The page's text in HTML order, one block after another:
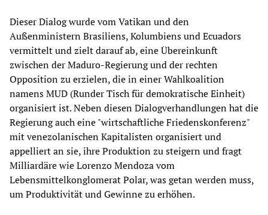
Dieser Dialog wurde vom Vatikan und den
Außenministern Brasiliens, Kolumbiens und Ecuadors
vermittelt und zielt darauf ab, eine Übereinkunft
zwischen der Maduro-Regierung und der rechten
Opposition zu erzielen, die in einer Wahlkoalition
namens MUD (Runder Tisch für demokratische Einheit)
organisiert ist. Neben diesen Dialogverhandlungen hat die
Regierung auch eine "wirtschaftliche Friedenskonferenz"
mit venezolanischen Kapitalisten organisiert und
appelliert an sie, ihre Produktion zu steigern und fragt
Milliardäre wie Lorenzo Mendoza vom
Lebensmittelkonglomerat Polar, was getan werden muss,
um Produktivität und Gewinne zu erhöhen.